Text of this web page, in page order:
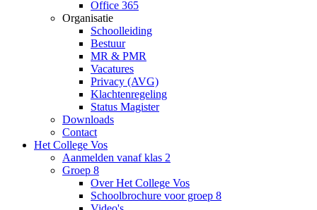
Office 365
Organisatie
Schoolleiding
Bestuur
MR & PMR
Vacatures
Privacy (AVG)
Klachtenregeling
Status Magister
Downloads
Contact
Het College Vos
Aanmelden vanaf klas 2
Groep 8
Over Het College Vos
Schoolbrochure voor groep 8